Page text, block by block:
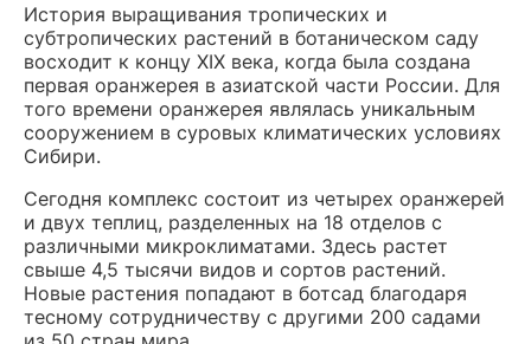
История выращивания тропических и
субтропических растений в ботаническом саду
восходит к концу XIX века, когда была создана
первая оранжерея в азиатской части России. Для
того времени оранжерея являлась уникальным
сооружением в суровых климатических условиях
Сибири.
Сегодня комплекс состоит из четырех оранжерей
и двух теплиц, разделенных на 18 отделов с
различными микроклиматами. Здесь растет
свыше 4,5 тысячи видов и сортов растений.
Новые растения попадают в ботсад благодаря
тесному сотрудничеству с другими 200 садами